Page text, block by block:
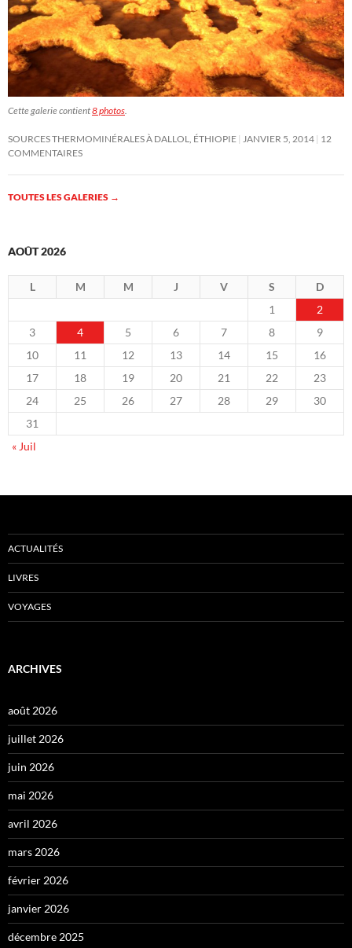
Cette galerie contient8 photos.
SOURCES THERMOMINÉRALES À DALLOL, ÉTHIOPIE JANVIER 5, 2014 12
COMMENTAIRES
TOUTES LES GALERIES →
AOÛT 2026
L M M J V S
D
1
2
3
4 5 6 7 8
9
10
11 12 13 14 15
16
17
18 19 20 21 22
23
24
25 26 27 28 29
30
31
« Juil
ACTUALITÉS
LIVRES
VOYAGES
ARCHIVES
août 2026
juillet 2026
juin 2026
mai 2026
avril 2026
mars 2026
février 2026
janvier 2026
décembre 2025